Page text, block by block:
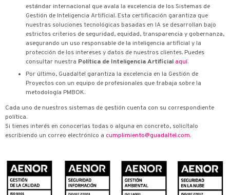
estándar internacional que avala la excelencia de los Sistemas de
Gestión de Inteligencia Artificial. Esta certificación garantiza que
nuestras soluciones tecnológicas basadas en IA se desarrollan bajo
estrictos criterios de seguridad, equidad, transparencia y gobernanza,
asegurando un uso responsable de la inteligencia artificial y la
protección de los intereses y datos de nuestros clientes. Puedes
consultar nuestra Política de Inteligencia Artificial aquí.
Por último, Guadaltel garantiza la excelencia en la Gestión de
Proyectos con un equipo de profesionales que trabaja sobre la
metodología PMBOK.
Cada uno de nuestros sistemas de gestión cuenta con su correspondiente
política.
Si tienes interés en conocerlas todas o alguna en concreto, solicítalo
escribiendo un correo electrónico a cumplimiento@guadaltel.com.